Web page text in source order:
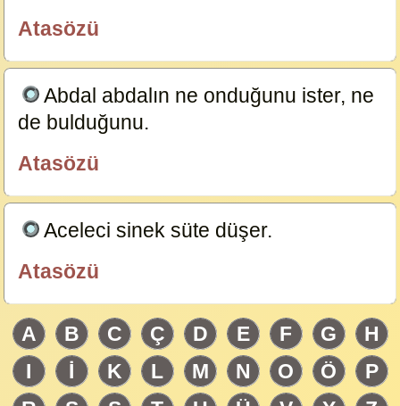
Atasözü
Abdal abdalın ne onduğunu ister, ne
de bulduğunu.
Atasözü
Aceleci sinek süte düşer.
Atasözü
A B C Ç D E F G
H
I
İ K L M N O Ö
P